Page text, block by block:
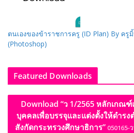
ตนเองของข้าราชการครู (ID Plan) By ค
(Photoshop)
Featured Downloads
Download “ว 1/2565 หลักเกณ
บุคคลเพื่อบรรจุและแต่งตั้งให้ดำร
สังกัดกระทรวงศึกษาธิการ” 050165-